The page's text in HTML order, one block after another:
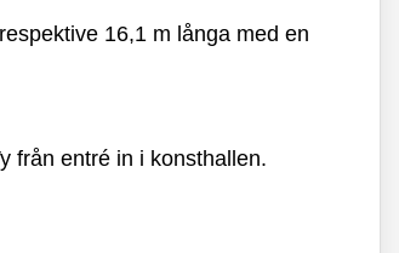
16,1 m långa med en
från entré in i konsthallen.